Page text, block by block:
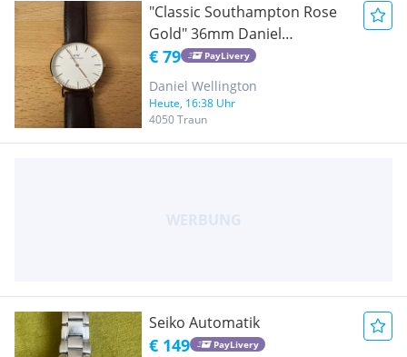
"Classic Southampton Rose
Gold" 36mm Daniel
Wellington Original
€ 79 PayLivery
Daniel Wellington
Heute, 16:38 Uhr
4050 Traun
Seiko Automatik
€ 149 PayLivery